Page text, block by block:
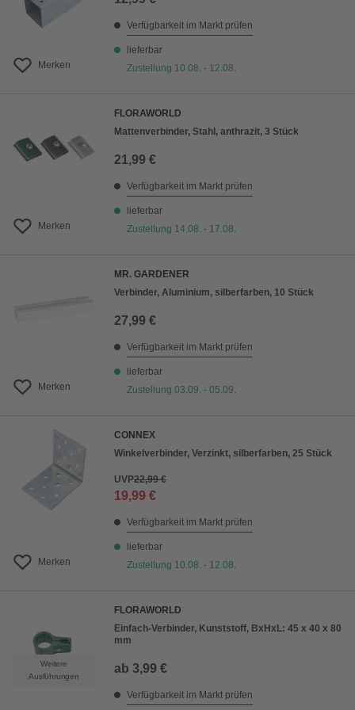
Merken
Verfügbarkeit im Markt prüfen
lieferbar
Zustellung 10.08. - 12.08.
Merken
FLORAWORLD
Mattenverbinder, Stahl, anthrazit, 3 Stück
21,99 €
Verfügbarkeit im Markt prüfen
lieferbar
Zustellung 14.08. - 17.08.
Merken
MR. GARDENER
Verbinder, Aluminium, silberfarben, 10 Stück
27,99 €
Verfügbarkeit im Markt prüfen
lieferbar
Zustellung 03.09. - 05.09.
Merken
CONNEX
Winkelverbinder, Verzinkt, silberfarben, 25 Stück
UVP22,99 €
19,99 €
Verfügbarkeit im Markt prüfen
lieferbar
Zustellung 10.08. - 12.08.
Weitere
Ausführungen
FLORAWORLD
Einfach-Verbinder, Kunststoff, BxHxL: 45 x 40 x 80
mm
ab 3,99 €
Verfügbarkeit im Markt prüfen